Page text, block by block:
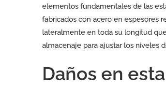
elementos fundamentales de las
fabricados con acero en espesores
lateralmente en toda su longitud
almacenaje para ajustar los niveles
Daños en